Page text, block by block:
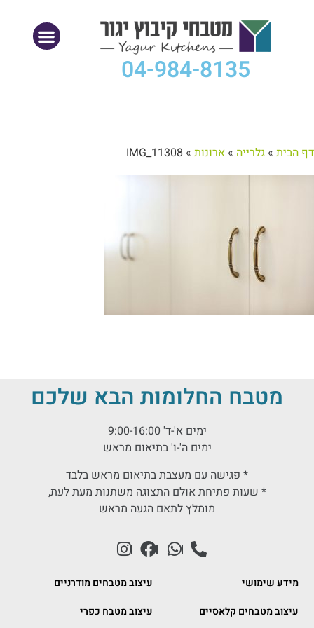
04-984-8135
דף הבית » גלרייה » ארונות »
IMG_11308
מטבח החלומות הבא שלכם
ימים א'-ד' 9:00-16:00
ימים ה'-ו' בתיאום מראש
* פגישה עם מעצבת בתיאום מראש בלבד
* שעות פתיחת אולם התצוגה משתנות מעת לעת,
מומלץ לתאם הגעה מראש
מידע שימושי
עיצוב מטבחים מודרניים
עיצוב מטבחים קלאסיים
עיצוב מטבח כפרי